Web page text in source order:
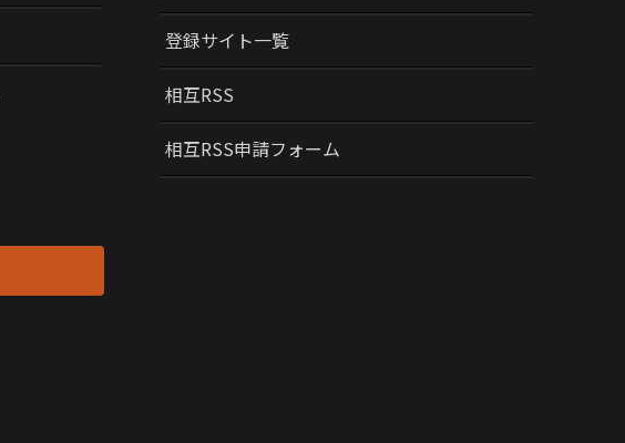
登録サイト一覧
相互RSS
相互RSS申請フォーム